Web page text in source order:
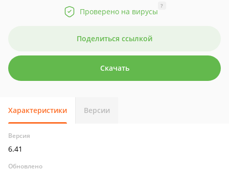
Проверено на вирусы
?
Поделиться ссылкой
Скачать
Характеристики Версии
Версия
6.41
Обновлено